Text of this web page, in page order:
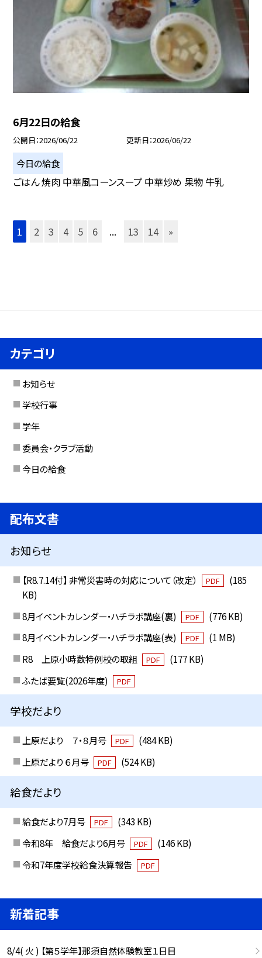
6月22日の給食
公開日 2026/06/22 更新日 2026/06/22
今日の給食
ごはん 焼肉 中華風コーンスープ 中華炒め 果物 牛乳
1 2 3 4 5 6 ... 13 14 »
カテゴリ
お知らせ
学校行事
学年
委員会・クラブ活動
今日の給食
配布文書
お知らせ
【R8.7.14付】 非常災害時の対応について（改定） PDF
(185
KB)
8月イベントカレンダー・ハチラボ講座(裏)
PDF
(776 KB)
8月イベントカレンダー・ハチラボ講座(表)
PDF
(1 MB)
R8 上原小時数特例校の取組
PDF
(177 KB)
ふたば要覧(2026年度)
PDF
学校だより
上原だより ７・８月号 PDF
(484 KB)
上原だより ６月号
PDF (524 KB)
給食だより
給食だより7月号 PDF
(343 KB)
令和8年 給食だより6月号
PDF
(146 KB)
令和7年度学校給食決算報告
PDF
新着記事
8/4( 火 ) 【第５学年】那須自然体験教室１日目